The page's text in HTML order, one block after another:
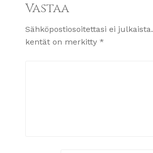
Vastaa
Sähköpostiosoitettasi ei julkaista.
kentät on merkitty *